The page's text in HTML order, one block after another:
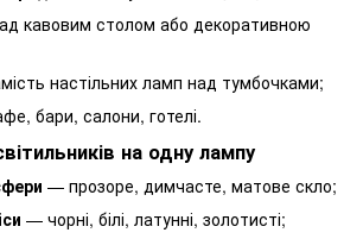
кавовим столом або декоративною
настільних ламп над тумбочками;
бари, салони, готелі.
на одну лампу
— прозоре, димчасте, матове скло;
— чорні, білі, латунні, золотисті;